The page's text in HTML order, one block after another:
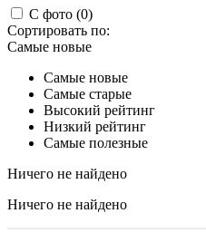
С фото (0)
Сортировать по:
Самые новые
Самые новые
Самые старые
Высокий рейтинг
Низкий рейтинг
Самые полезные
Ничего не найдено
Ничего не найдено